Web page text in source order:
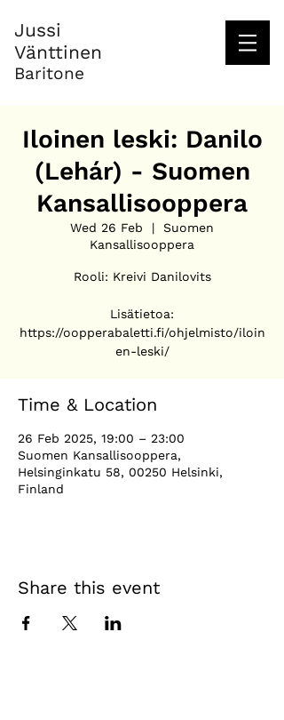
Jussi
Vänttinen
Baritone
Iloinen leski: Danilo
(Lehár) - Suomen
Kansallisooppera
Wed 26 Feb
  |
Suomen
Kansallisooppera
Rooli: Kreivi Danilovits
Lisätietoa:
https://oopperabaletti.fi/ohjelmisto/iloin
en-leski/
Time & Location
26 Feb 2025, 19:00 – 23:00
Suomen Kansallisooppera,
Helsinginkatu 58, 00250 Helsinki,
Finland
Share this event